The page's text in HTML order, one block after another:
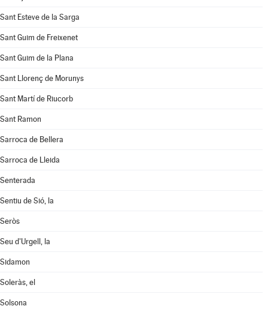
Sant Esteve de la Sarga
Sant Guim de Freixenet
Sant Guim de la Plana
Sant Llorenç de Morunys
Sant Martí de Riucorb
Sant Ramon
Sarroca de Bellera
Sarroca de Lleida
Senterada
Sentiu de Sió, la
Seròs
Seu d'Urgell, la
Sidamon
Soleràs, el
Solsona